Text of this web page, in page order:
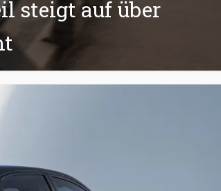
steigt auf über